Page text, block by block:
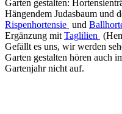
Garten gestalten:
Hängendem Judasbaum und
Rispenhortensie und
Ergänzung mitTaglilien
Gefällt es uns, wir werden
Garten gestalten hören auch
Gartenjahr nicht auf.